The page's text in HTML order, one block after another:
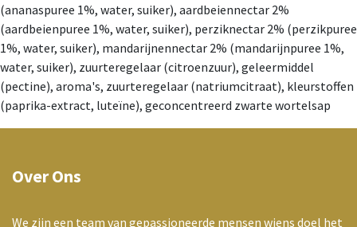
(ananaspuree 1%, water, suiker), aardbeiennectar 2%
(aardbeienpuree 1%, water, suiker), perziknectar 2% (perzikpuree
1%, water, suiker), mandarijnennectar 2% (mandarijnpuree 1%,
water, suiker), zuurteregelaar (citroenzuur), geleermiddel
(pectine), aroma's, zuurteregelaar (natriumcitraat), kleurstoffen
(paprika-extract, luteïne), geconcentreerd zwarte wortelsap
Over Ons
We zijn een team van gepassioneerde mensen wiens doel het